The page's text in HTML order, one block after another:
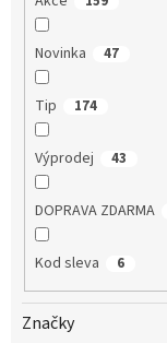
Novinka 47
Tip 174
Výprodej 43
DOPRAVA ZDARMA
Kod sleva 6
Značky